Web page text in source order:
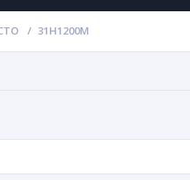
31H1200M